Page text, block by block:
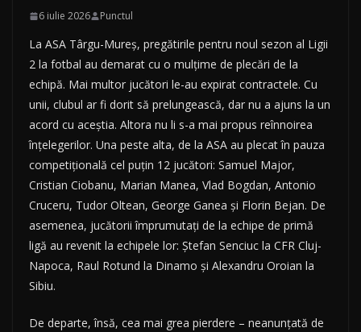
6 iulie 2026 Punctul
La ASA Târgu-Mureș, pregătirile pentru noul sezon al Ligii
2 la fotbal au demarat cu o mulțime de plecări de la
echipă. Mai multor jucători le-au expirat contractele. Cu
unii, clubul ar fi dorit să prelungească, dar nu a ajuns la un
acord cu aceștia. Altora nu li s-a mai propus reînnoirea
înțelegerilor. Una peste alta, de la ASA au plecat în pauza
competițională cel puțin 12 jucători: Samuel Major,
Cristian Ciobanu, Marian Manea, Vlad Bogdan, Antonio
Cruceru, Tudor Oltean, George Ganea și Florin Bejan. De
asemenea, jucătorii împrumutați de la echipe de primă
ligă au revenit la echipele lor: Ștefan Senciuc la CFR Cluj-
Napoca, Raul Rotund la Dinamo și Alexandru Oroian la
Sibiu.
De departe, însă, cea mai grea pierdere – neanunțată de